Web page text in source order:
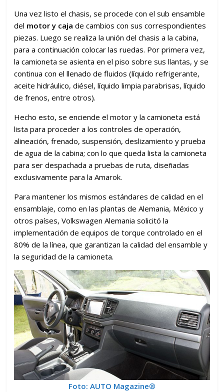
Una vez listo el chasis, se procede con el sub ensamble
del motor y caja de cambios con sus correspondientes
piezas. Luego se realiza la unión del chasis a la cabina,
para a continuación colocar las ruedas. Por primera vez,
la camioneta se asienta en el piso sobre sus llantas, y se
continua con el llenado de fluidos (líquido refrigerante,
aceite hidráulico, diésel, líquido limpia parabrisas, líquido
de frenos, entre otros).
Hecho esto, se enciende el motor y la camioneta está
lista para proceder a los controles de operación,
alineación, frenado, suspensión, deslizamiento y prueba
de agua de la cabina; con lo que queda lista la camioneta
para ser despachada a pruebas de ruta, diseñadas
exclusivamente para la Amarok.
Para mantener los mismos estándares de calidad en el
ensamblaje, como en las plantas de Alemania, México y
otros países, Volkswagen Alemania solicitó la
implementación de equipos de torque controlado en el
80% de la línea, que garantizan la calidad del ensamble y
la seguridad de la camioneta.
Foto: AUTO Magazine®